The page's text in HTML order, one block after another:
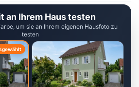
an Ihrem Haus testen
um sie an Ihrem eigenen Hausfoto zu
testen